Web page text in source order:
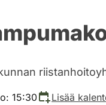
15:30
Lisää